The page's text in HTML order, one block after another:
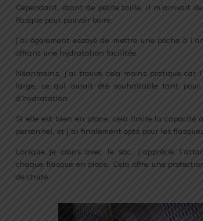
Cependant, étant de petite taille, il m’arrivait
flasque pour pouvoir boire.
J’ai également essayé de mettre une poche à
offrant une hydratation facilitée.
Néanmoins, j’ai trouvé cela moins pratique car
large, ce qui aurait été souhaitable tant pour
d’hydratation.
Si elle est bien en place, cela limite la capacité
personnel, et j’ai finalement opté pour les
Lorsque je cours avec le sac, j’apprécie
chaque flasque en place. Cela offre une
de chute.